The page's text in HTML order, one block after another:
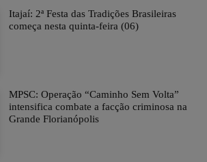
​Itajaí: 2ª Festa das Tradições Brasileiras
começa nesta quinta-feira (06)
MPSC: Operação “Caminho Sem Volta”
intensifica combate a facção criminosa na
Grande Florianópolis